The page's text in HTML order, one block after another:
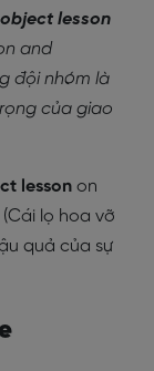
object lesson
and
đội nhóm là
của giao
lesson on
lọ hoa vỡ
quả của sự